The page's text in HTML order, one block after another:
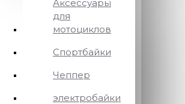
Аксессуары
для
мотоциклов
Спортбайки
Чеппер
электробайки